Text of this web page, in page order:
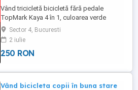
Vând tricicletă bicicletă fără pedale
TopMark Kaya 4 în 1, culoarea verde
(green). Este un model excelent, foarte
versatil, care se transformă cu ușurință pe
măsură ce copilul crește (de la tricicletă
cu sau fără pedale, până la bicicletă de
Impecabilă. A fost doar ...
Sector 4, Bucuresti
2 iulie
250 RON
Vând bicicleta copii în buna stare